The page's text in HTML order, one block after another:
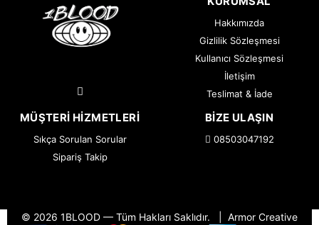
Hakkımızda
Gizlilik Sözleşmesi
Kullanıcı Sözleşmesi
İletişim
Teslimat & İade
MÜŞTERI HIZMETLERI
Sıkça Sorulan Sorular
Sipariş Takip
BIZE ULAŞIN
08503047192
© 2026 1BLOOD — Tüm Hakları Saklıdır. Armor Creative